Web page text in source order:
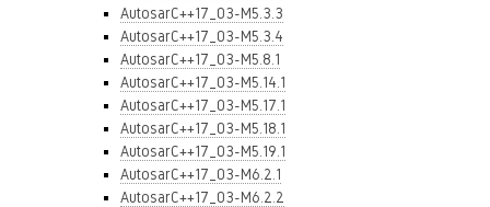
AutosarC++17_03-M5.3.3
AutosarC++17_03-M5.3.4
AutosarC++17_03-M5.8.1
AutosarC++17_03-M5.14.1
AutosarC++17_03-M5.17.1
AutosarC++17_03-M5.18.1
AutosarC++17_03-M5.19.1
AutosarC++17_03-M6.2.1
AutosarC++17_03-M6.2.2